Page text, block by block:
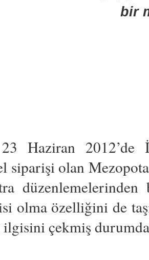
bir
Haziran 2012’de
siparişi olan
olma özelliğini de
çekmiş